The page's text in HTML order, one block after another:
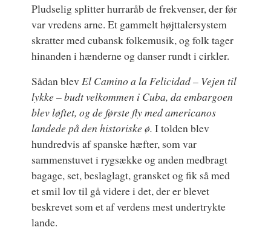
Pludselig splitter hurraråb de frekvenser, der før
var vredens arne. Et gammelt højttalersystem
skratter med cubansk folkemusik, og folk tager
hinanden i hænderne og danser rundt i cirkler.
Sådan blev El Camino a la Felicidad– Vejen til
lykke– budt velkommen i Cuba, da embargoen
blev løftet, og de første fly med americanos
landede på den historiske ø. I tolden blev
hundredvis af spanske hæfter, som var
sammenstuvet i rygsække og anden medbragt
bagage, set, beslaglagt, gransket og fik så med
et smil lov til gå videre i det, der er blevet
beskrevet som et af verdens mest undertrykte
lande.